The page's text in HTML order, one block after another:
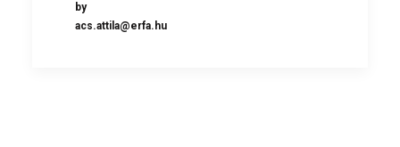
by
acs.attila@erfa.hu